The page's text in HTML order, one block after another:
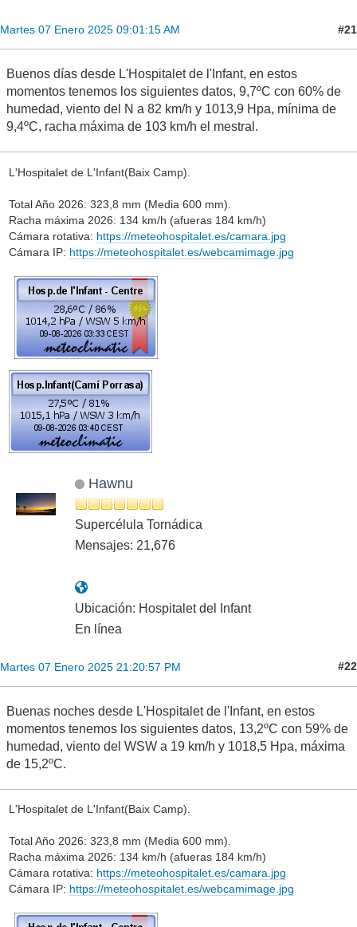
Martes 07 Enero 2025 09:01:15 AM #21
Buenos días desde L'Hospitalet de l'Infant, en estos
momentos tenemos los siguientes datos, 9,7ºC con 60% de
humedad, viento del N a 82 km/h y 1013,9 Hpa, mínima de
9,4ºC, racha máxima de 103 km/h el mestral.
L'Hospitalet de L'Infant(Baix Camp).
Total Año 2026: 323,8 mm (Media 600 mm).
Racha máxima 2026: 134 km/h (afueras 184 km/h)
Cámara rotativa: https://meteohospitalet.es/camara.jpg
Cámara IP: https://meteohospitalet.es/webcamimage.jpg
Hawnu
Supercélula Tornádica
Mensajes: 21,676
Ubicación: Hospitalet del Infant
En línea
Martes 07 Enero 2025 21:20:57 PM #22
Buenas noches desde L'Hospitalet de l'Infant, en estos
momentos tenemos los siguientes datos, 13,2ºC con 59% de
humedad, viento del WSW a 19 km/h y 1018,5 Hpa, máxima
de 15,2ºC.
L'Hospitalet de L'Infant(Baix Camp).
Total Año 2026: 323,8 mm (Media 600 mm).
Racha máxima 2026: 134 km/h (afueras 184 km/h)
Cámara rotativa: https://meteohospitalet.es/camara.jpg
Cámara IP: https://meteohospitalet.es/webcamimage.jpg